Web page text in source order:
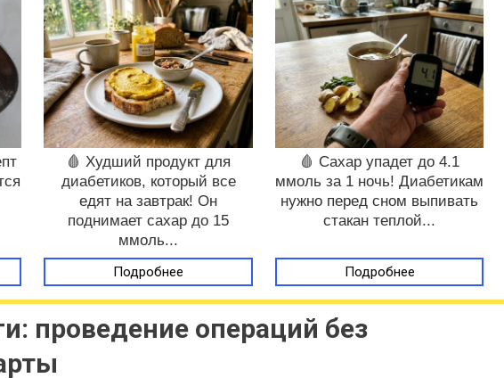
🩸 Худший продукт для
диабетиков, который все
едят на завтрак! Он
поднимает сахар до 15
ммоль...
Подробнее
🩸 Сахар упадет до 4.1
ммоль за 1 ночь! Диабетикам
нужно перед сном выпивать
стакан теплой...
Подробнее
проведение операций без